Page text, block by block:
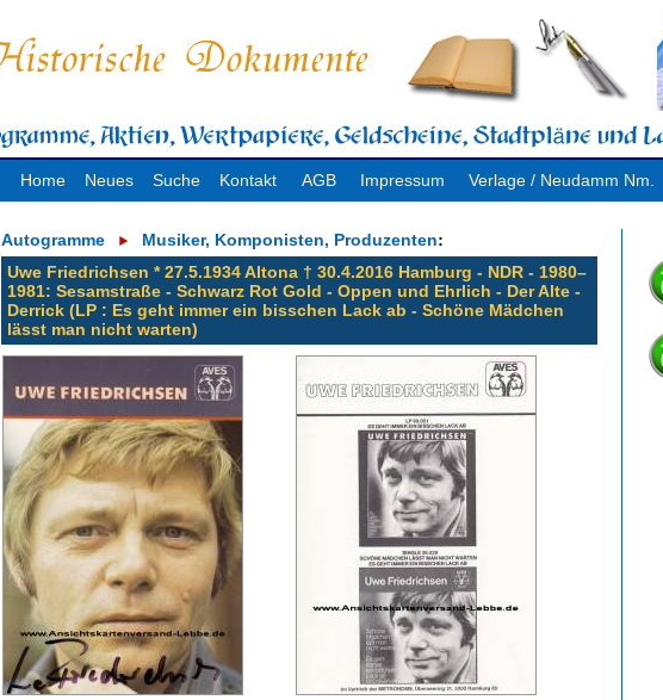
Home Neues Suche Kontakt AGB Impressum Verlage / Neudamm Nm.
Autogramme Musiker, Komponisten, Produzenten:
Uwe Friedrichsen * 27.5.1934 Altona † 30.4.2016 Hamburg - NDR - 1980–
1981: Sesamstraße - Schwarz Rot Gold - Oppen und Ehrlich - Der Alte -
Derrick (LP : Es geht immer ein bisschen Lack ab - Schöne Mädchen
lässt man nicht warten)